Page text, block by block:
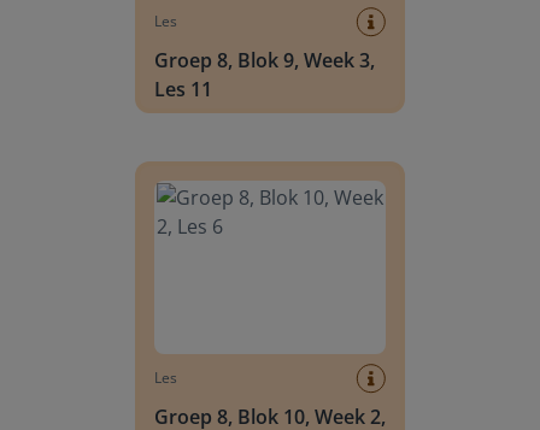
Les
Groep 8, Blok 9, Week 3,
Les 11
Les
Groep 8, Blok 10, Week 2,